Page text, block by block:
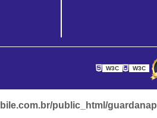
W3C W3C
public_html/